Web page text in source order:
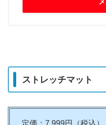
ストレッチマット